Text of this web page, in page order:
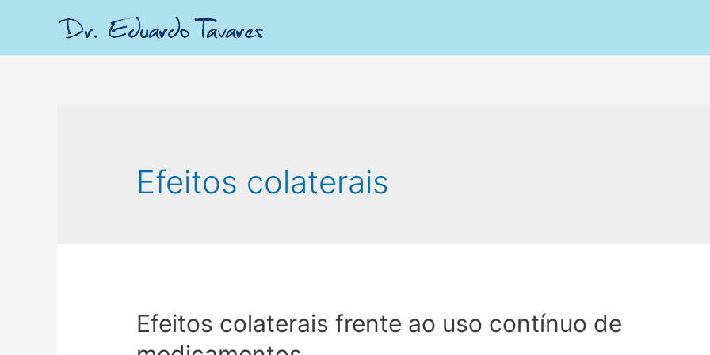
Efeitos colaterais
Efeitos colaterais frente ao uso contínuo de